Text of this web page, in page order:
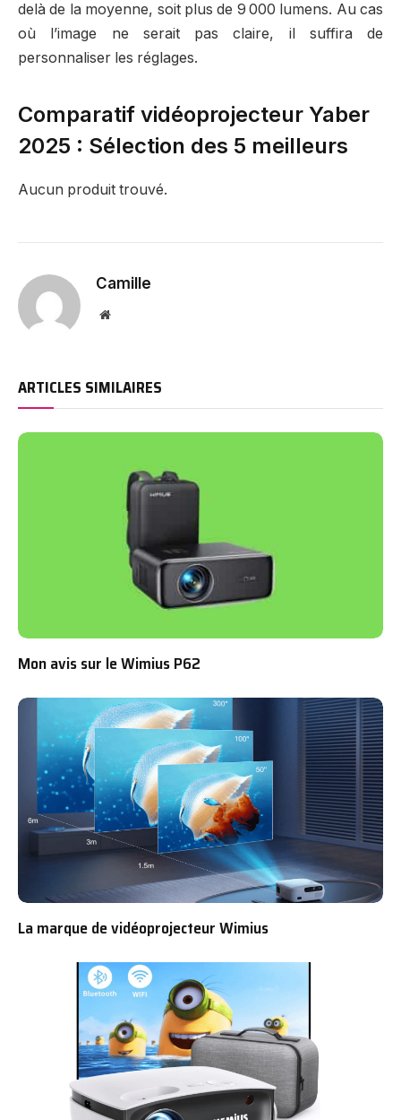
delà de la moyenne, soit plus de 9 000 lumens. Au cas
où l’image ne serait pas claire, il suffira de
personnaliser les réglages.
Comparatif vidéoprojecteur Yaber
2025 : Sélection des 5 meilleurs
Aucun produit trouvé.
Camille
Website
ARTICLES SIMILAIRES
Mon avis sur le Wimius P62
La marque de vidéoprojecteur Wimius